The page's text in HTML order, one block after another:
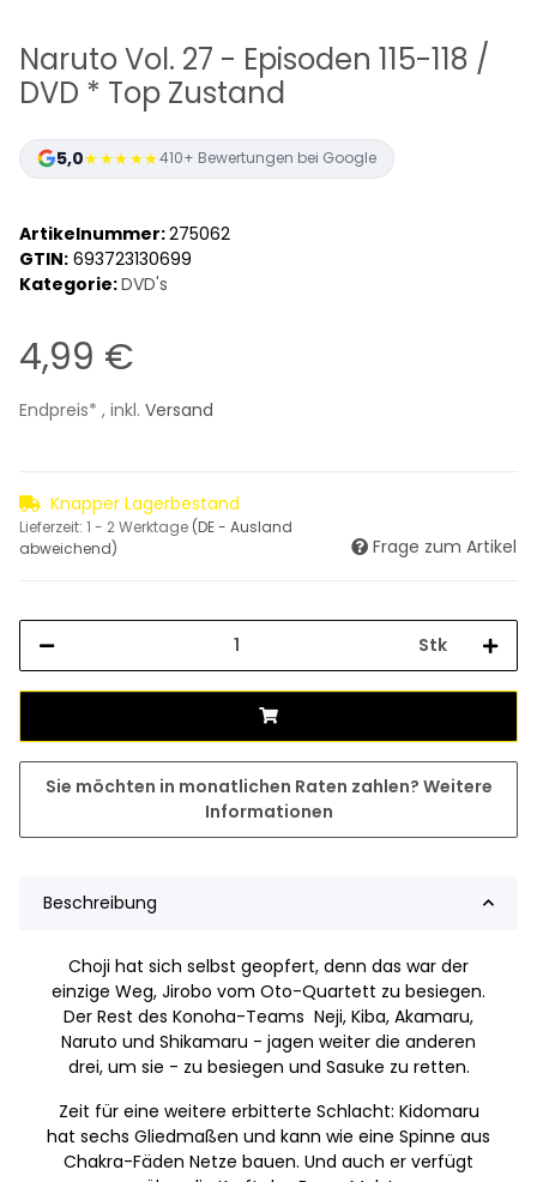
Naruto Vol. 27 - Episoden 115-118 /
DVD * Top Zustand
5,0★★★★★410+ Bewertungen bei Google
Artikelnummer:275062
GTIN: 693723130699
Kategorie:DVD's
4,99 €
Endpreis* , inkl. Versand
Knapper Lagerbestand
Lieferzeit: 1 - 2 Werktage (DE - Ausland
abweichend)
Frage zum Artikel
Stk
Sie möchten in monatlichen Raten zahlen? Weitere
Informationen
Beschreibung
Choji hat sich selbst geopfert, denn das war der
einzige Weg, Jirobo vom Oto-Quartett zu besiegen.
Der Rest des Konoha-Teams Neji, Kiba, Akamaru,
Naruto und Shikamaru - jagen weiter die anderen
drei, um sie - zu besiegen und Sasuke zu retten.
Zeit für eine weitere erbitterte Schlacht: Kidomaru
hat sechs Gliedmaßen und kann wie eine Spinne aus
Chakra-Fäden Netze bauen. Und auch er verfügt